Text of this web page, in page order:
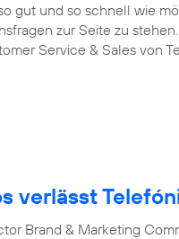
gut und so schnell wie
zur Seite zu
Service & Sales von
verlässt
Brand & Marketing